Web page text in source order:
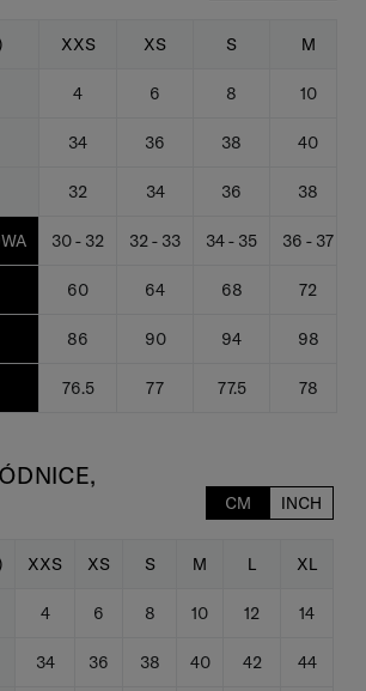
XXS XS S M
4 6 8 10
34 36 38 40
32 34 36 38
30 - 32 32 - 33 34 - 35 36 - 37
60 64 68 72
86 90 94 98
76.5 77 77.5 78
CM INCH
XXS XS S M L XL
4 6 8 10 12 14
34 36 38 40 42 44